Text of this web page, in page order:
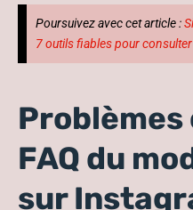
Poursuivez avec cet article :
7 outils fiables pour
FAQ du
sur